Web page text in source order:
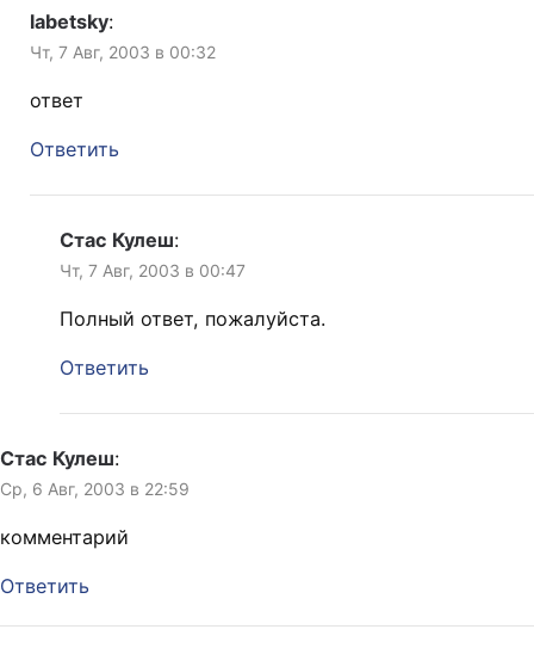
labetsky:
Чт, 7 Авг, 2003 в 00:32
ответ
Ответить
Стас Кулеш:
Чт, 7 Авг, 2003 в 00:47
Полный ответ, пожалуйста.
Ответить
Стас Кулеш:
Ср, 6 Авг, 2003 в 22:59
комментарий
Ответить